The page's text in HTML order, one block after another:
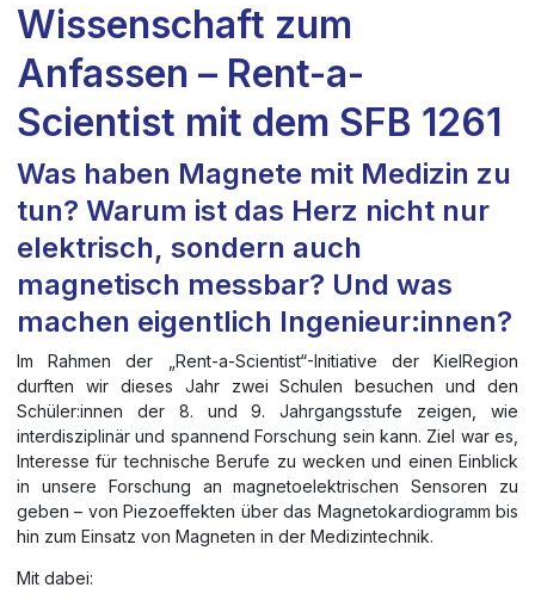
Wissenschaft zum
Anfassen – Rent-a-
Scientist mit dem SFB 1261
Was haben Magnete mit Medizin zu
tun? Warum ist das Herz nicht nur
elektrisch, sondern auch
magnetisch messbar? Und was
machen eigentlich Ingenieur:innen?
Im Rahmen der „Rent-a-Scientist“-Initiative der KielRegion
durften wir dieses Jahr zwei Schulen besuchen und den
Schüler:innen der 8. und 9. Jahrgangsstufe zeigen, wie
interdisziplinär und spannend Forschung sein kann. Ziel war es,
Interesse für technische Berufe zu wecken und einen Einblick
in unsere Forschung an magnetoelektrischen Sensoren zu
geben – von Piezoeffekten über das Magnetokardiogramm bis
hin zum Einsatz von Magneten in der Medizintechnik.
Mit dabei: